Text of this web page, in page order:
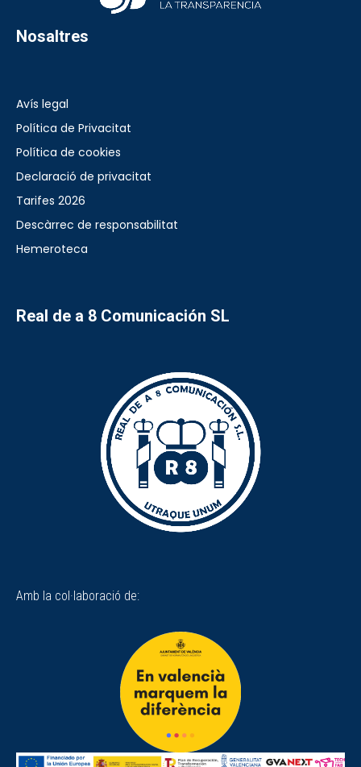
Nosaltres
Avís legal
Política de Privacitat
Política de cookies
Declaració de privacitat
Tarifes 2026
Descàrrec de responsabilitat
Hemeroteca
Real de a 8 Comunicación SL
Amb la col·laboració de: